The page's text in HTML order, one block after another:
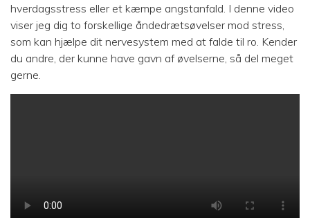
hverdagsstress eller et kæmpe angstanfald. I denne video
viser jeg dig to forskellige åndedrætsøvelser mod stress,
som kan hjælpe dit nervesystem med at falde til ro. Kender
du andre, der kunne have gavn af øvelserne, så del meget
gerne.